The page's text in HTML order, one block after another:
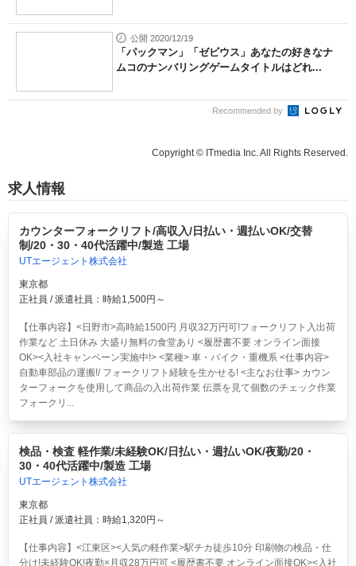
公開 2020/12/19
「パックマン」「ゼビウス」あなたの好きなナ
ムコのナンバリングゲームタイトルはどれ...
Recommended by
Copyright © ITmedia Inc. All Rights Reserved.
求人情報
カウンターフォークリフト/高収入/日払い・週払いOK/交替
制/20・30・40代活躍中/製造 工場
UTエージェント株式会社
東京都
正社員 / 派遣社員：時給1,500円～
【仕事内容】<日野市>高時給1500円 月収32万円可!フォークリフト入出荷
作業など 土日休み 大盛り無料の食堂あり <履歴書不要 オンライン面接
OK><入社キャンペーン実施中!> <業種> 車・バイク・重機系 <仕事内容>
自動車部品の運搬!/ フォークリフト経験を生かせる! <主なお仕事> カウン
ターフォークを使用して商品の入出荷作業 伝票を見て個数のチェック作業
フォークリ...
検品・検査 軽作業/未経験OK/日払い・週払いOK/夜勤/20・
30・40代活躍中/製造 工場
UTエージェント株式会社
東京都
正社員 / 派遣社員：時給1,320円～
【仕事内容】<江東区><人気の軽作業>駅チカ徒歩10分 印刷物の検品・仕
分け!未経験OK!夜勤×月収28万円可 <履歴書不要 オンライン面接OK><入社